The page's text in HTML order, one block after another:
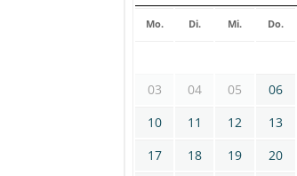
Mo. Di. Mi. Do.
03
04 05 06
10
11 12 13
17
18 19 20